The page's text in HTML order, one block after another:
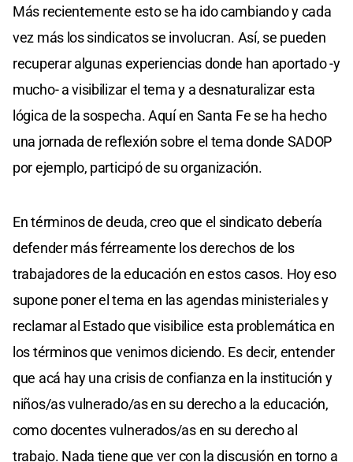
Más recientemente esto se ha ido cambiando y cada
vez más los sindicatos se involucran. Así, se pueden
recuperar algunas experiencias donde han aportado -y
mucho- a visibilizar el tema y a desnaturalizar esta
lógica de la sospecha. Aquí en Santa Fe se ha hecho
una jornada de reflexión sobre el tema donde SADOP
por ejemplo, participó de su organización.
En términos de deuda, creo que el sindicato debería
defender más férreamente los derechos de los
trabajadores de la educación en estos casos. Hoy eso
supone poner el tema en las agendas ministeriales y
reclamar al Estado que visibilice esta problemática en
los términos que venimos diciendo. Es decir, entender
que acá hay una crisis de confianza en la institución y
niños/as vulnerado/as en su derecho a la educación,
como docentes vulnerados/as en su derecho al
trabajo. Nada tiene que ver con la discusión en torno a